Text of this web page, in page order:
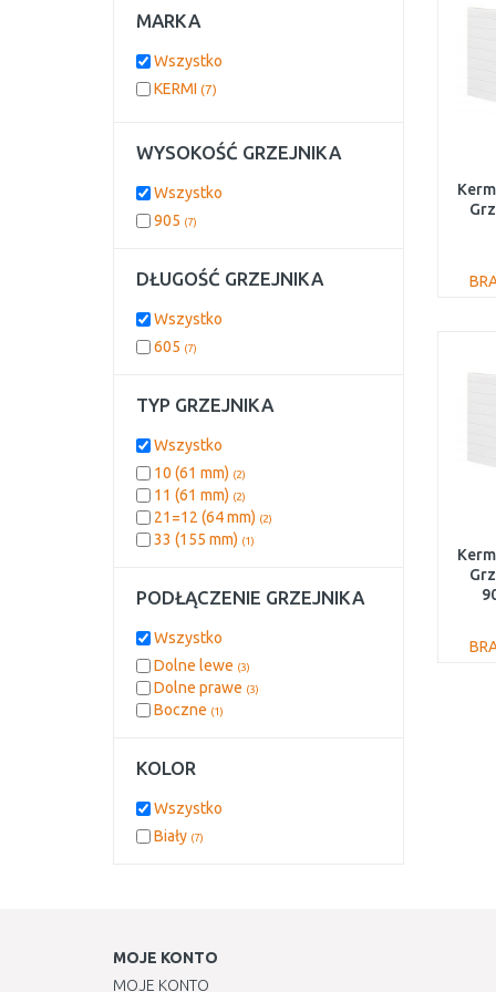
MARKA
Wszystko
KERMI (7)
WYSOKOŚĆ GRZEJNIKA
Wszystko
905 (7)
DŁUGOŚĆ GRZEJNIKA
Wszystko
605 (7)
TYP GRZEJNIKA
Wszystko
10 (61 mm) (2)
11 (61 mm) (2)
21=12 (64 mm) (2)
33 (155 mm) (1)
PODŁĄCZENIE GRZEJNIKA
Wszystko
Dolne lewe (3)
Dolne prawe (3)
Boczne (1)
KOLOR
Wszystko
Biały (7)
MOJE KONTO
MOJE KONTO